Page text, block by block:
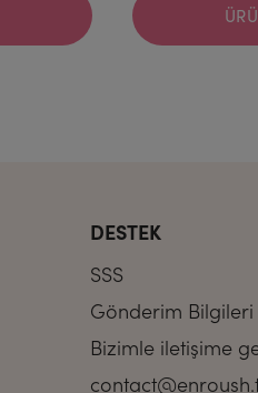
DESTEK
SSS
Gönderim Bilgileri
Bizimle iletişime